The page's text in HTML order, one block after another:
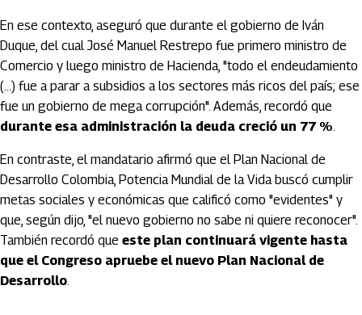
En ese contexto, aseguró que durante el gobierno de Iván
Duque, del cual José Manuel Restrepo fue primero ministro de
Comercio y luego ministro de Hacienda, "todo el endeudamiento
(...) fue a parar a subsidios a los sectores más ricos del país; ese
fue un gobierno de mega corrupción". Además, recordó que
durante esa administración la deuda creció un 77 %.
En contraste, el mandatario afirmó que el Plan Nacional de
Desarrollo Colombia, Potencia Mundial de la Vida buscó cumplir
metas sociales y económicas que calificó como "evidentes" y
que, según dijo, "el nuevo gobierno no sabe ni quiere reconocer".
También recordó que este plan continuará vigente hasta
que el Congreso apruebe el nuevo Plan Nacional de
Desarrollo.